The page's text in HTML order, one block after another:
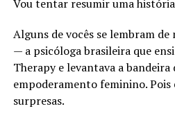
Vou tentar resumir uma
Alguns de vocês se lembram de
— a psicóloga brasileira que
Therapy e levantava a bandeira
empoderamento feminino. Pois
surpresas.